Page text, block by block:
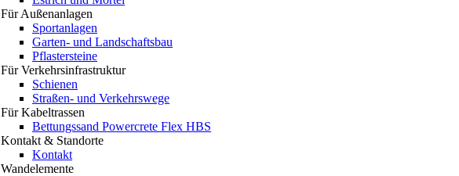
Für Außenanlagen
Sportanlagen
Garten- und Landschaftsbau
Pflastersteine
Für Verkehrsinfrastruktur
Schienen
Straßen- und Verkehrswege
Für Kabeltrassen
Bettungssand Powercrete Flex HBS
Kontakt & Standorte
Kontakt
Wandelemente